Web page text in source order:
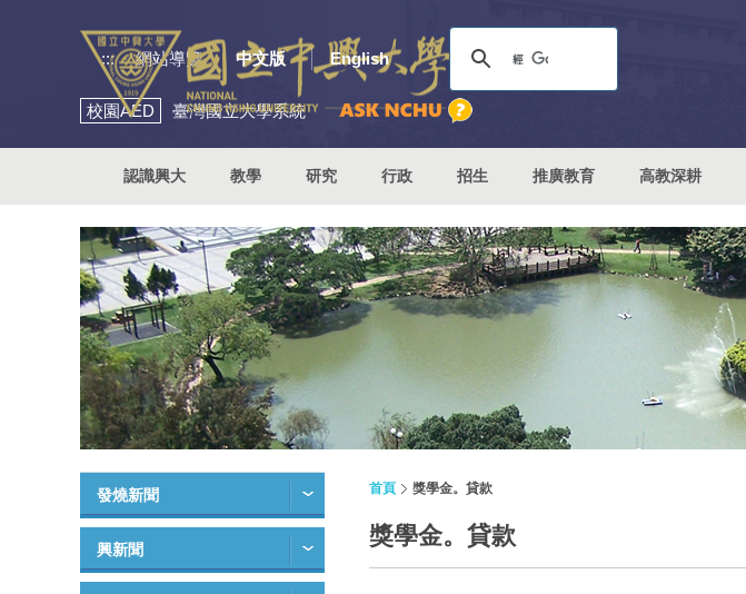
::: 網站導覽 中文版 English
校園AED 臺灣國立大學系統
認識興大 教學 研究 行政 招生 推廣教育 高教深耕
發燒新聞
興新聞
首頁 獎學金。貸款
獎學金。貸款